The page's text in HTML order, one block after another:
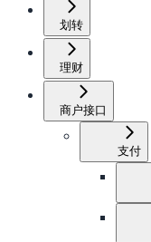
划转
理财
商户接口
支付